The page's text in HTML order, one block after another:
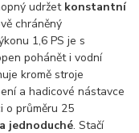
udržet konstantní
chráněný
1,6 PS je s
pohánět i vodní
kromě stroje
a hadicové nástavce
o průměru 25
jednoduché. Stačí